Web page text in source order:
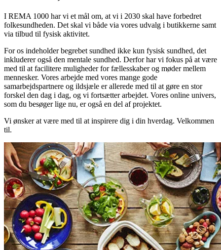
I REMA 1000 har vi et mål om, at vi i 2030 skal have forbedret
folkesundheden. Det skal vi både via vores udvalg i butikkerne samt
via tilbud til fysisk aktivitet.
For os indeholder begrebet sundhed ikke kun fysisk sundhed, det
inkluderer også den mentale sundhed. Derfor har vi fokus på at være
med til at facilitere muligheder for fællesskaber og møder mellem
mennesker. Vores arbejde med vores mange gode
samarbejdspartnere og ildsjæle er allerede med til at gøre en stor
forskel den dag i dag, og vi fortsætter arbejdet. Vores online univers,
som du besøger lige nu, er også en del af projektet.
Vi ønsker at være med til at inspirere dig i din hverdag. Velkommen
til.